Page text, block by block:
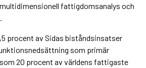
fattigdomsanalys och
procent av Sidas biståndsinsatser
som primär
20 procent av världens fattigaste